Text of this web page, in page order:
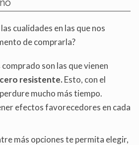
cualidades en las que nos
de comprarla?
comprado son las que vienen
resistente.Esto, con el
mucho más tiempo.
efectos favorecedores en cada
más opciones te permita elegir,